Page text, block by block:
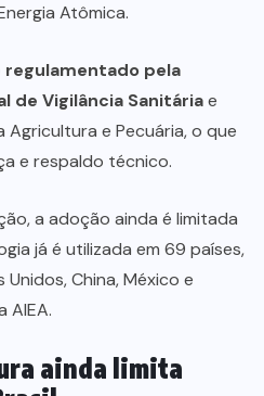
Atômica.
regulamentado pela
de Vigilância Sanitáriae
Agricultura e Pecuária, o que
e respaldo técnico.
a adoção ainda é limitada
já é utilizada em 69 países,
China, México e
AIEA.
ainda limita